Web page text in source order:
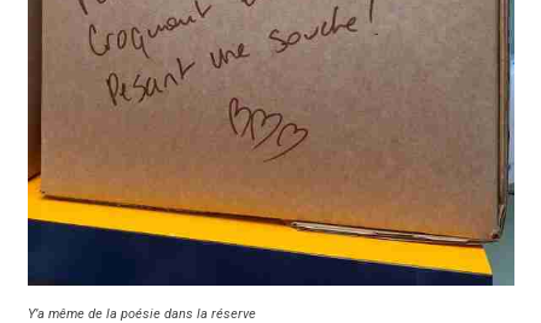
Y’a même de la poésie dans la réserve